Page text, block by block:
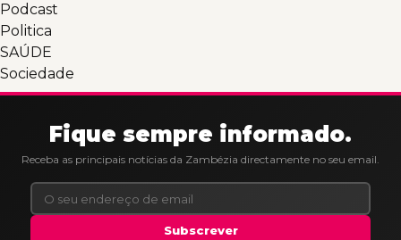
Podcast
Politica
SAÚDE
Sociedade
Fique sempre informado.
Receba as principais notícias da Zambézia directamente no seu email.
Subscrever